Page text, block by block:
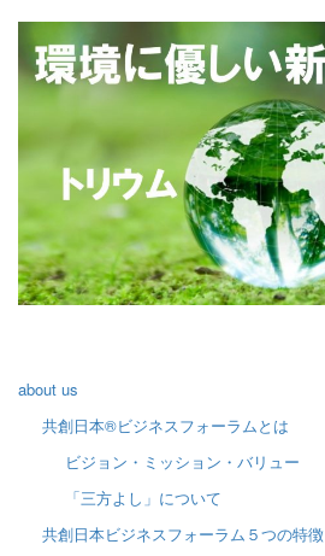
about us
共創日本®ビジネスフォーラムとは
ビジョン・ミッション・バリュー
「三方よし」について
共創日本ビジネスフォーラム５つの特徴